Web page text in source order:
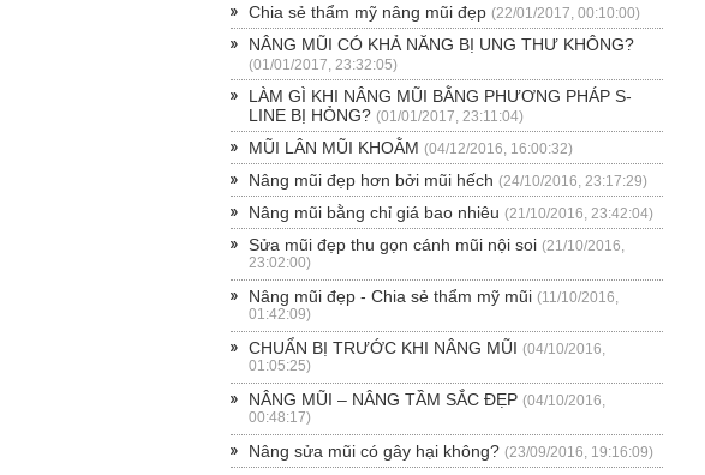
Chia sẻ thẩm mỹ nâng mũi đẹp (22/01/2017, 00:10:00)
NÂNG MŨI CÓ KHẢ NĂNG BỊ UNG THƯ KHÔNG?
(01/01/2017, 23:32:05)
LÀM GÌ KHI NÂNG MŨI BẰNG PHƯƠNG PHÁP S-
LINE BỊ HỎNG? (01/01/2017, 23:11:04)
MŨI LÂN MŨI KHOẰM (04/12/2016, 16:00:32)
Nâng mũi đẹp hơn bởi mũi hếch (24/10/2016, 23:17:29)
Nâng mũi bằng chỉ giá bao nhiêu (21/10/2016, 23:42:04)
Sửa mũi đẹp thu gọn cánh mũi nội soi (21/10/2016,
23:02:00)
Nâng mũi đẹp - Chia sẻ thẩm mỹ mũi (11/10/2016,
01:42:09)
CHUẨN BỊ TRƯỚC KHI NÂNG MŨI (04/10/2016,
01:05:25)
NÂNG MŨI – NÂNG TẦM SẮC ĐẸP (04/10/2016,
00:48:17)
Nâng sửa mũi có gây hại không? (23/09/2016, 19:16:09)